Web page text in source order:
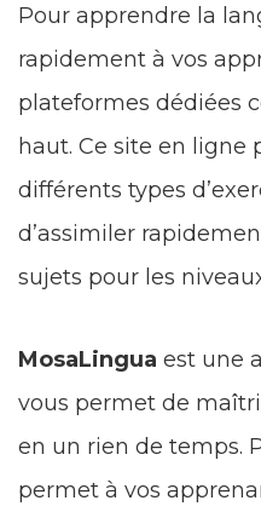
Pour apprendre la
rapidement à vos
plateformes dédiées
haut. Ce site en ligne
différents types
d’assimiler
sujets pour les
MosaLingua est une
vous permet de
en un rien de temps.
permet à vos